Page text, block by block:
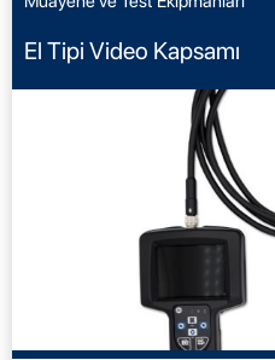
El Tipi Video Kapsamı